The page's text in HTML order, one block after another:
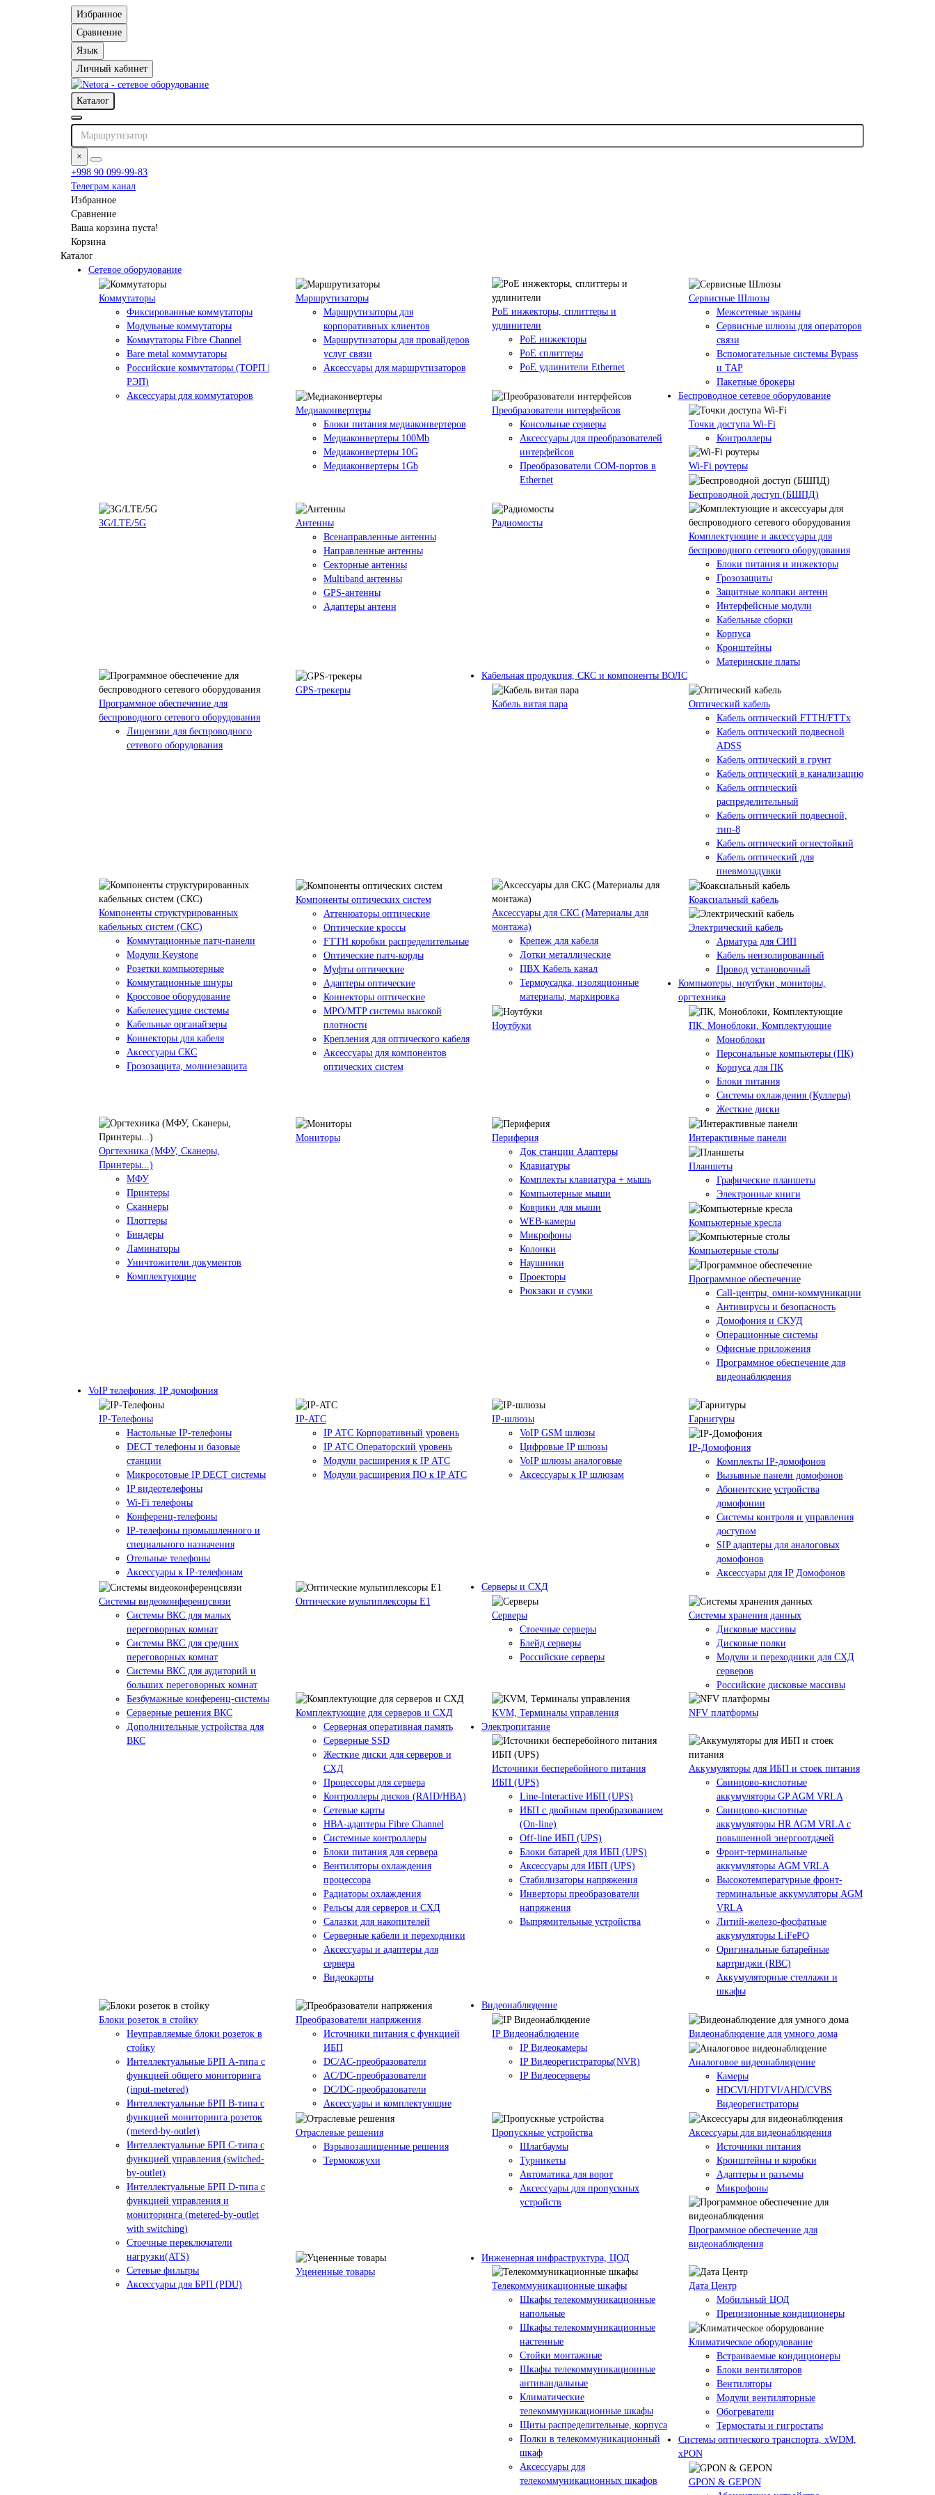
Избранное
Сравнение
Язык
Личный кабинет
Каталог
×
+998 90 099-99-83
Телеграм канал
Избранное
Сравнение
Ваша корзина пуста!
Корзина
Каталог
Сетевое оборудование
Коммутаторы
Фиксированные коммутаторы
Модульные коммутаторы
Коммутаторы Fibre Channel
Bare metal коммутаторы
Российские коммутаторы (ТОРП |
РЭП)
Аксессуары для коммутаторов
Маршрутизаторы
Маршрутизаторы для
корпоративных клиентов
Маршрутизаторы для провайдеров
услуг связи
Аксессуары для маршрутизаторов
PoE инжекторы, сплиттеры и
удлинители
PoE инжекторы
PoE сплиттеры
PoE удлинители Ethernet
Сервисные Шлюзы
Межсетевые экраны
Сервисные шлюзы для операторов
связи
Вспомогательные системы Bypass
и TAP
Пакетные брокеры
Медиаконвертеры
Блоки питания медиаконвертеров
Медиаконвертеры 100Mb
Медиаконвертеры 10G
Медиаконвертеры 1Gb
Преобразователи интерфейсов
Консольные серверы
Аксессуары для преобразователей
интерфейсов
Преобразователи COM-портов в
Ethernet
Беспроводное сетевое оборудование
Точки доступа Wi-Fi
Контроллеры
Wi-Fi роутеры
Беспроводной доступ (БШПД)
3G/LTE/5G
Антенны
Всенаправленные антенны
Направленные антенны
Секторные антенны
Multiband антенны
GPS-антенны
Адаптеры антенн
Радиомосты
Комплектующие и аксессуары для
беспроводного сетевого оборудования
Блоки питания и инжекторы
Грозозащиты
Защитные колпаки антенн
Интерфейсные модули
Кабельные сборки
Корпуса
Кронштейны
Материнские платы
Программное обеспечение для
беспроводного сетевого оборудования
Лицензии для беспроводного
сетевого оборудования
GPS-трекеры
Кабельная продукция, СКС и компоненты ВОЛС
Кабель витая пара
Оптический кабель
Кабель оптический FTTH/FTTx
Кабель оптический подвесной
ADSS
Кабель оптический в грунт
Кабель оптический в канализацию
Кабель оптический
распределительный
Кабель оптический подвесной,
тип-8
Кабель оптический огнестойкий
Кабель оптический для
пневмозадувки
Компоненты структурированных
кабельных систем (СКС)
Коммутационные патч-панели
Модули Keystone
Розетки компьютерные
Коммутационные шнуры
Кроссовое оборудование
Кабеленесущие системы
Кабельные органайзеры
Коннекторы для кабеля
Аксессуары СКС
Грозозащита, молниезащита
Компоненты оптических систем
Аттенюаторы оптические
Оптические кроссы
FTTH коробки распределительные
Оптические патч-корды
Муфты оптические
Адаптеры оптические
Коннекторы оптические
MPO/MTP системы высокой
плотности
Крепления для оптического кабеля
Аксессуары для компонентов
оптических систем
Аксессуары для СКС (Материалы для
монтажа)
Крепеж для кабеля
Лотки металлические
ПВХ Кабель канал
Термоусадка, изоляционные
материалы, маркировка
Коаксиальный кабель
Электрический кабель
Арматура для СИП
Кабель неизолированный
Провод установочный
Компьютеры, ноутбуки, мониторы,
оргтехника
Ноутбуки
ПК, Моноблоки, Комплектующие
Моноблоки
Персональные компьютеры (ПК)
Корпуса для ПК
Блоки питания
Системы охлаждения (Куллеры)
Жесткие диски
Оргтехника (МФУ, Сканеры,
Принтеры...)
МФУ
Принтеры
Сканнеры
Плоттеры
Биндеры
Ламинаторы
Уничтожители документов
Комплектующие
Мониторы
Периферия
Док станции Адаптеры
Клавиатуры
Комплекты клавиатура + мышь
Компьютерные мыши
Коврики для мыши
WEB-камеры
Микрофоны
Колонки
Наушники
Проекторы
Рюкзаки и сумки
Интерактивные панели
Планшеты
Графические планшеты
Электронные книги
Компьютерные кресла
Компьютерные столы
Программное обеспечение
Call-центры, омни-коммуникации
Антивирусы и безопасность
Домофония и СКУД
Операционные системы
Офисные приложения
Программное обеспечение для
видеонаблюдения
VoIP телефония, IP домофония
IP-Телефоны
Настольные IP-телефоны
DECT телефоны и базовые
станции
Микросотовые IP DECT системы
IP видеотелефоны
Wi-Fi телефоны
Конференц-телефоны
IP-телефоны промышленного и
специального назначения
Отельные телефоны
Аксессуары к IP-телефонам
IP-ATC
IP АТС Корпоративный уровень
IP АТС Операторский уровень
Модули расширения к IP АТС
Модули расширения ПО к IP АТС
IP-шлюзы
VoIP GSM шлюзы
Цифровые IP шлюзы
VoIP шлюзы аналоговые
Аксессуары к IP шлюзам
Гарнитуры
IP-Домофония
Комплекты IP-домофонов
Вызывные панели домофонов
Абонентские устройства
домофонии
Системы контроля и управления
доступом
SIP адаптеры для аналоговых
домофонов
Аксессуары для IP Домофонов
Системы видеоконференцсвязи
Системы ВКС для малых
переговорных комнат
Системы ВКС для средних
переговорных комнат
Системы ВКС для аудиторий и
больших переговорных комнат
Безбумажные конференц-системы
Серверные решения ВКС
Дополнительные устройства для
ВКС
Оптические мультиплексоры Е1
Серверы и СХД
Серверы
Стоечные серверы
Блейд серверы
Российские серверы
Системы хранения данных
Дисковые массивы
Дисковые полки
Модули и переходники для СХД
серверов
Российские дисковые массивы
Комплектующие для серверов и СХД
Серверная оперативная память
Серверные SSD
Жесткие диски для серверов и
СХД
Процессоры для сервера
Контроллеры дисков (RAID/HBA)
Сетевые карты
HBA-адаптеры Fibre Channel
Системные контроллеры
Блоки питания для сервера
Вентиляторы охлаждения
процессора
Радиаторы охлаждения
Рельсы для серверов и СХД
Салазки для накопителей
Серверные кабели и переходники
Аксессуары и адаптеры для
сервера
Видеокарты
KVM, Терминалы управления
NFV платформы
Электропитание
Источники бесперебойного питания
ИБП (UPS)
Line-Interactive ИБП (UPS)
ИБП с двойным преобразованием
(On-line)
Off-line ИБП (UPS)
Блоки батарей для ИБП (UPS)
Аксессуары для ИБП (UPS)
Стабилизаторы напряжения
Инверторы преобразователи
напряжения
Выпрямительные устройства
Аккумуляторы для ИБП и стоек питания
Свинцово-кислотные
аккумуляторы GP AGM VRLA
Свинцово-кислотные
аккумуляторы HR AGM VRLA с
повышенной энергоотдачей
Фронт-терминальные
аккумуляторы AGM VRLA
Высокотемпературные фронт-
терминальные аккумуляторы AGM
VRLA
Литий-железо-фосфатные
аккумуляторы LiFePO
Оригинальные батарейные
картриджи (RBC)
Аккумуляторные стеллажи и
шкафы
Блоки розеток в стойку
Неуправляемые блоки розеток в
стойку
Интеллектуальные БРП А-типа с
функцией общего мониторинга
(input-metered)
Интеллектуальные БРП B-типа с
функцией мониторинга розеток
(meterd-by-outlet)
Интеллектуальные БРП C-типа с
функцией управления (switched-
by-outlet)
Интеллектуальные БРП D-типа с
функцией управления и
мониторинга (metered-by-outlet
with switching)
Стоечные переключатели
нагрузки(ATS)
Сетевые фильтры
Аксессуары для БРП (PDU)
Преобразователи напряжения
Источники питания c функцией
ИБП
DC/AC-преобразователи
AC/DC-преобразователи
DC/DC-преобразователи
Аксессуары и комплектующие
Видеонаблюдение
IP Видеонаблюдение
IP Видеокамеры
IP Видеорегистраторы(NVR)
IP Видеосерверы
Видеонаблюдение для умного дома
Аналоговое видеонаблюдение
Камеры
HDCVI/HDTVI/AHD/CVBS
Видеорегистраторы
Отраслевые решения
Взрывозащищенные решения
Термокожухи
Пропускные устройства
Шлагбаумы
Турникеты
Автоматика для ворот
Аксессуары для пропускных
устройств
Аксессуары для видеонаблюдения
Источники питания
Кронштейны и коробки
Адаптеры и разъемы
Микрофоны
Программное обеспечение для
видеонаблюдения
Уцененные товары
Инженерная инфраструктура, ЦОД
Телекоммуникационные шкафы
Шкафы телекоммуникационные
напольные
Шкафы телекоммуникационные
настенные
Стойки монтажные
Шкафы телекоммуникационные
антивандальные
Климатические
телекоммуникационные шкафы
Щиты распределительные, корпуса
Полки в телекоммуникационный
шкаф
Аксессуары для
телекоммуникационных шкафов
Дата Центр
Мобильный ЦОД
Прецизионные кондиционеры
Климатичeское оборудование
Встраиваемые кондиционеры
Блоки вентиляторов
Вентиляторы
Модули вентиляторные
Обогреватели
Термостаты и гигростаты
Системы оптического транспорта, xWDM,
xPON
GPON & GEPON